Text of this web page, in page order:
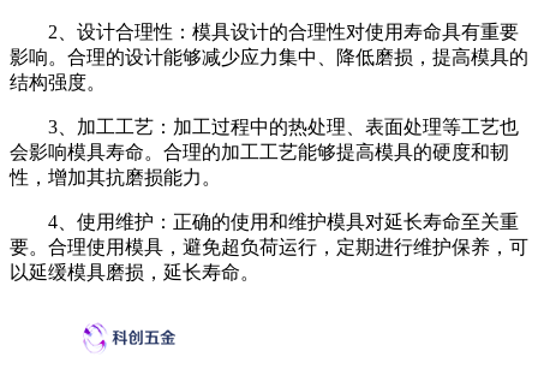
2、设计合理性：模具设计的合理性对使用寿命具有重要
影响。合理的设计能够减少应力集中、降低磨损，提高模具的
结构强度。
3、加工工艺：加工过程中的热处理、表面处理等工艺也
会影响模具寿命。合理的加工工艺能够提高模具的硬度和韧
性，增加其抗磨损能力。
4、使用维护：正确的使用和维护模具对延长寿命至关重
要。合理使用模具，避免超负荷运行，定期进行维护保养，可
以延缓模具磨损，延长寿命。